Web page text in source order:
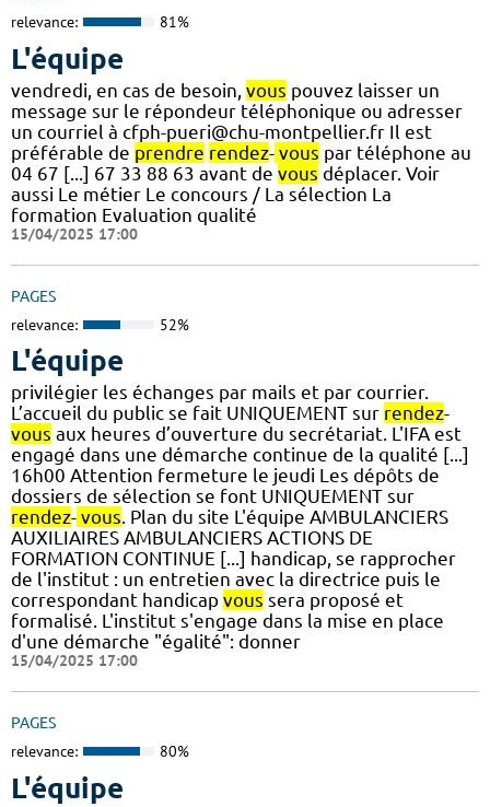
relevance: 81%
L'équipe
vendredi, en cas de besoin, vous pouvez laisser un
message sur le répondeur téléphonique ou adresser
un courriel à cfph-pueri@chu-montpellier.fr Il est
préférable de prendre rendez- vous par téléphone au
04 67 [...] 67 33 88 63 avant de vous déplacer. Voir
aussi Le métier Le concours / La sélection La
formation Evaluation qualité
15/04/2025 17:00
PAGES
relevance: 52%
L'équipe
privilégier les échanges par mails et par courrier.
L’accueil du public se fait UNIQUEMENT sur rendez-
vous aux heures d’ouverture du secrétariat. L'IFA est
engagé dans une démarche continue de la qualité [...]
16h00 Attention fermeture le jeudi Les dépôts de
dossiers de sélection se font UNIQUEMENT sur
rendez- vous. Plan du site L'équipe AMBULANCIERS
AUXILIAIRES AMBULANCIERS ACTIONS DE
FORMATION CONTINUE [...] handicap, se rapprocher
de l'institut : un entretien avec la directrice puis le
correspondant handicap vous sera proposé et
formalisé. L'institut s'engage dans la mise en place
d'une démarche "égalité": donner
15/04/2025 17:00
PAGES
relevance: 80%
L'équipe